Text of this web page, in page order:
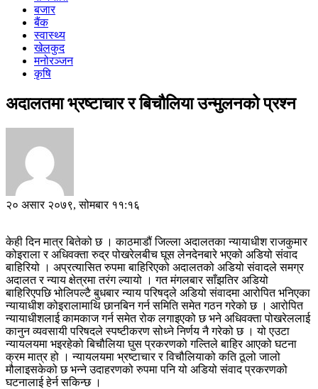
बजार
बैंक
स्वास्थ्य
खेलकुद
मनोरञ्जन
कृषि
अदालतमा भ्रष्टाचार र बिचौलिया उन्मुलनको प्रश्न
२० असार २०७९, सोमबार ११:१६
केही दिन मात्र बितेको छ । काठमाडौं जिल्ला अदालतका न्यायाधीश राजकुमार
कोइराला र अधिवक्ता रुद्र पोखरेलबीच घूस लेनदेनबारे भएको अडियो संवाद
बाहिरियो । अप्रत्यासित रुपमा बाहिरिएको अदालतको अडियो संवादले समग्र
अदालत र न्याय क्षेत्रमा तरंग ल्यायो । गत मंगलबार साँझतिर अडियो
बाहिरिएपछि भोलिपल्टै बुधबार न्याय परिषद्ले अडियो संवादमा आरोपित भनिएका
न्यायाधीश कोइरालामाथि छानबिन गर्न समिति समेत गठन गरेको छ । आरोपित
न्यायाधीशलाई कामकाज गर्न समेत रोक लगाइएको छ भने अधिवक्ता पोखरेललाई
कानुन व्यवसायी परिषदले स्पष्टीकरण सोध्ने निर्णय नै गरेको छ । यो एउटा
न्यायलयमा भइरहेको बिचौलिया घुस प्रकरणको गल्तिले बाहिर आएको घटना
क्रम मात्र हो । न्यायलयमा भ्रष्टाचार र विचौलियाको कति ठूलो जालो
मौलाइसकेको छ भन्ने उदाहरणको रुपमा पनि यो अडियो संवाद प्रकरणको
घटनालाई हेर्न सकिन्छ ।